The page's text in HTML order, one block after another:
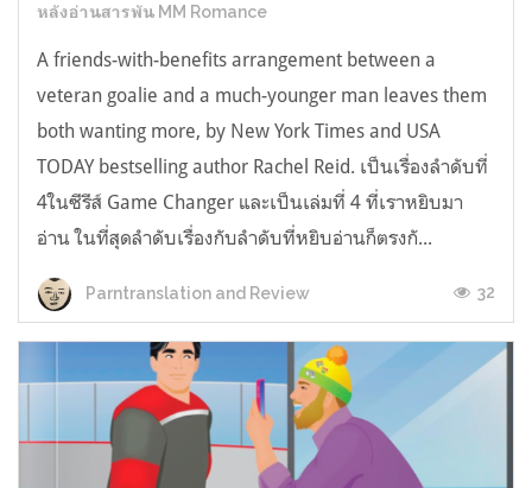
หลังอ่านสารพัน MM Romance
A friends-with-benefits arrangement between a
veteran goalie and a much-younger man leaves them
both wanting more, by New York Times and USA
TODAY bestselling author Rachel Reid. เป็นเรื่องลำดับที่
4ในซีรีส์ Game Changer และเป็นเล่มที่ 4 ที่เราหยิบมา
อ่าน ในที่สุดลำดับเรื่องกับลำดับที่หยิบอ่านก็ตรงกั...
Parntranslation and Review 32